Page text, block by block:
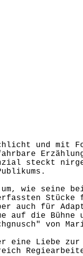
und mit
steckt
wie seine
Stücke
auch für
auf die
von
eine Liebe